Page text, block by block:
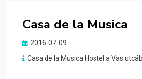
Casa de la Musica
Posted
2016-07-09
Casa de la Musica Hostel a Vas